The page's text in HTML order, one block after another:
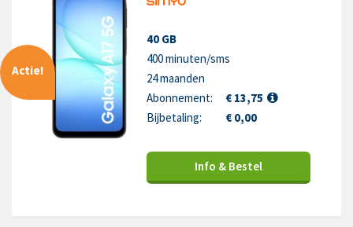
Actie!
40 GB
400 minuten/sms
24 maanden
Abonnement:
€ 13,75
Bijbetaling:
€ 0,00
Info & Bestel